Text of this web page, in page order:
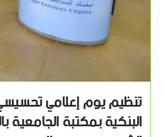
تنظيم يوم إعلامي
البنكية بمكتبة الجامعية